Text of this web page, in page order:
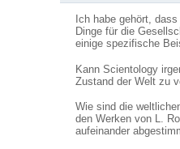
Ich habe gehört,
Dinge für die
einige spezifische
Kann Scientology
Zustand der Welt zu
Wie sind die
den Werken von L.
aufeinander